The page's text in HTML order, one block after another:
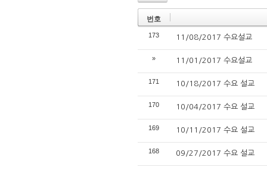
번호
173 11/08/2017 수요설교
» 11/01/2017 수요설교
171 10/18/2017 수요 설교
170 10/04/2017 수요 설교
169 10/11/2017 수요 설교
168 09/27/2017 수요 설교